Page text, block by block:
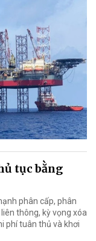
tục bằng
phân cấp, phân
thông, kỳ vọng xóa
phí tuân thủ và khơi